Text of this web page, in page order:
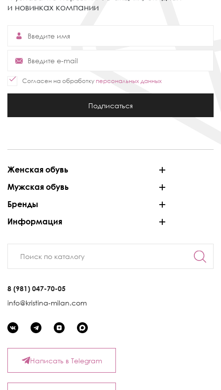
и новинках компании
Согласен на обработку персональных данных
Подписаться
Женская обувь
Мужская обувь
Бренды
Информация
8 (981) 047-70-05
info@kristina-milan.com
Написать в Telegram